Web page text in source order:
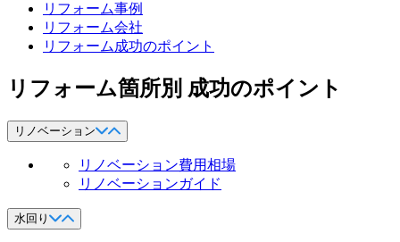
リフォーム事例
リフォーム会社
リフォーム成功のポイント
リフォーム箇所別 成功のポイント
リノベーション
リノベーション費用相場
リノベーションガイド
水回り